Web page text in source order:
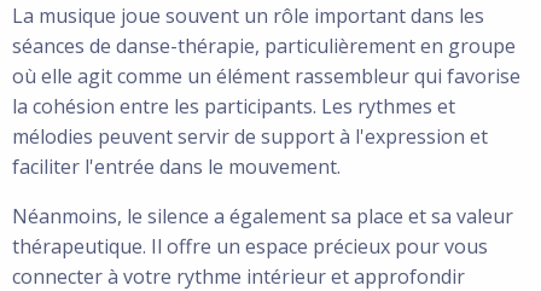
La musique joue souvent un rôle important dans les
séances de danse-thérapie, particulièrement en groupe
où elle agit comme un élément rassembleur qui favorise
la cohésion entre les participants. Les rythmes et
mélodies peuvent servir de support à l'expression et
faciliter l'entrée dans le mouvement.
Néanmoins, le silence a également sa place et sa valeur
thérapeutique. Il offre un espace précieux pour vous
connecter à votre rythme intérieur et approfondir